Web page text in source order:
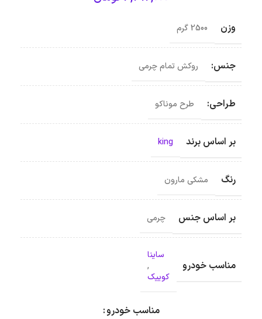
وزن 2500 گرم
جنس: روکش تمام چرمی
طراحی: طرح موناکو
بر اساس برند king
رنگ مشکی مارون
بر اساس جنس چرمی
مناسب خودرو
ساینا
,
کوییک
مناسب خودرو